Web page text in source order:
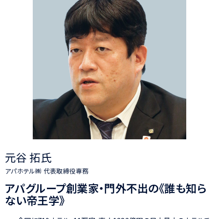
元谷 拓氏
アパホテル㈱ 代表取締役専務
アパグループ創業家・門外不出の《誰も知ら
ない帝王学》